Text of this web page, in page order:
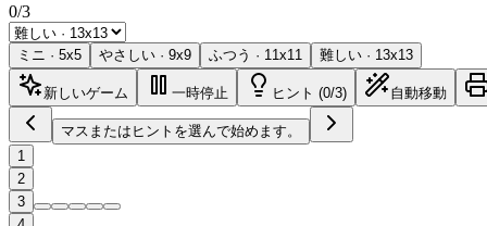
0/3
ミニ · 5x5 やさしい · 9x9 ふつう · 11x11 難しい · 13x13
新しいゲーム 一時停止 ヒント (0/3) 自動移動
マスまたはヒントを選んで始めます。
1
2
3